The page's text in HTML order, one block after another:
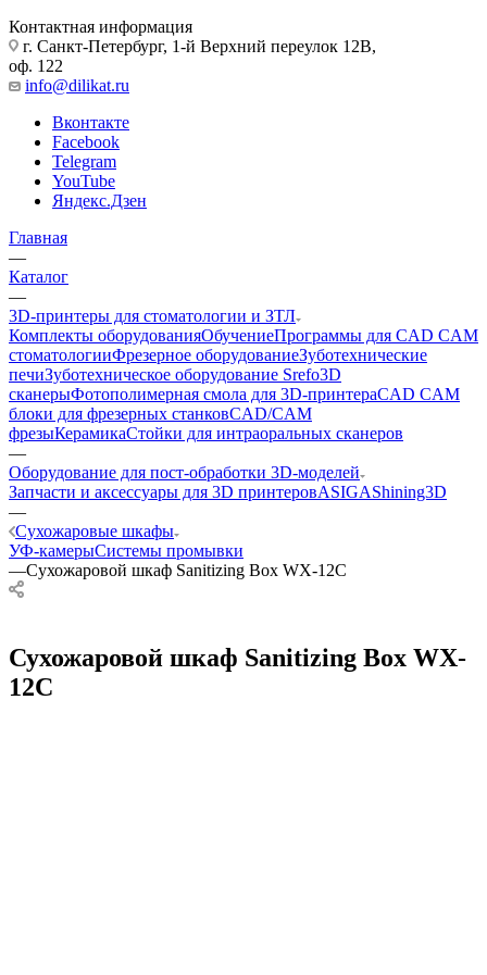
Контактная информация
г. Санкт-Петербург, 1-й Верхний переулок 12В,
оф. 122
info@dilikat.ru
Вконтакте
Facebook
Telegram
YouTube
Яндекс.Дзен
Главная
—
Каталог
—
3D-принтеры для стоматологии и ЗТЛ
Комплекты оборудованияОбучениеПрограммы для CAD CAM
стоматологииФрезерное оборудованиеЗуботехнические
печиЗуботехническое оборудование Srefo3D
сканерыФотополимерная смола для 3D-принтераCAD CAM
блоки для фрезерных станковCAD/CAM
фрезыКерамикаСтойки для интраоральных сканеров
—
Оборудование для пост-обработки 3D-моделей
Запчасти и аксессуары для 3D принтеровASIGAShining3D
—
Сухожаровые шкафы
УФ-камерыСистемы промывки
—Сухожаровой шкаф Sanitizing Box WX-12C
Сухожаровой шкаф Sanitizing Box WX-
12C